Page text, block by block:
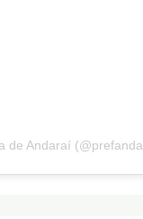
de Andaraí